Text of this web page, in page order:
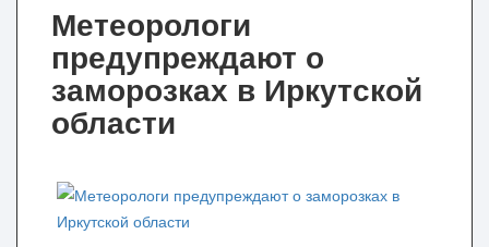
Метеорологи
предупреждают о
заморозках в Иркутской
области